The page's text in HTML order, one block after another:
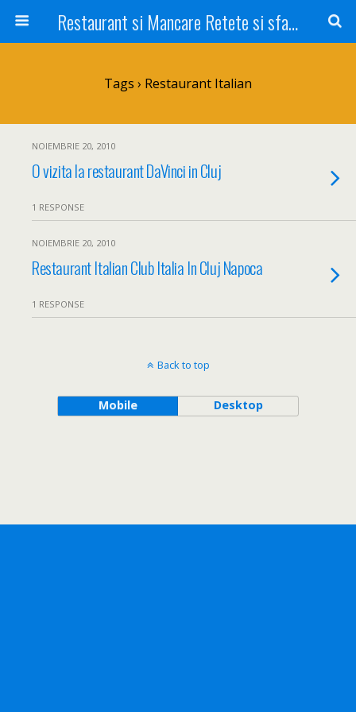
Restaurant si Mancare Retete si sfaturi Picant bun si rapid
Tags › Restaurant Italian
NOIEMBRIE 20, 2010
O vizita la restaurant DaVinci in Cluj
1 RESPONSE
NOIEMBRIE 20, 2010
Restaurant Italian Club Italia In Cluj Napoca
1 RESPONSE
Back to top
Mobile Desktop